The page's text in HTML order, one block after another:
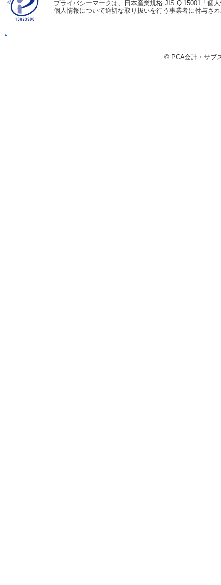
プライバシーマークは、日本産業規格 JIS Q 15001「個
個人情報について適切な取り扱いを行う事業者に付与さ
.
© PCA会計・サブ